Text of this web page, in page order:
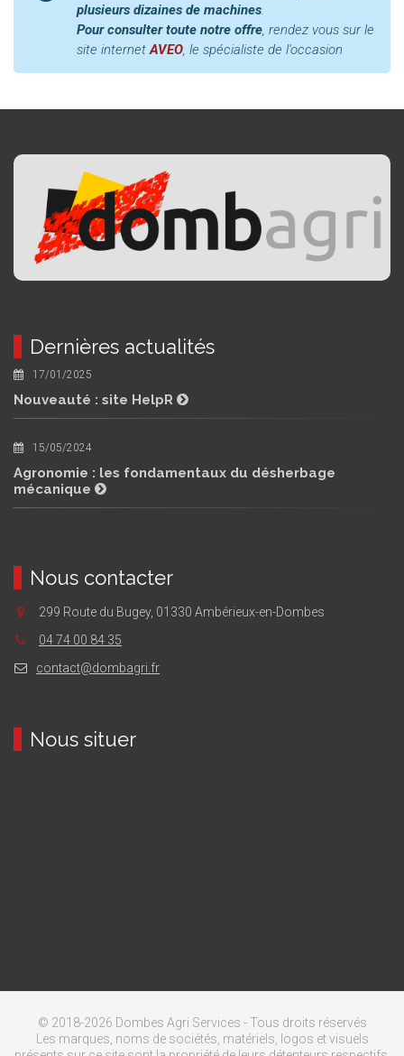
plusieurs dizaines de machines.
Pour consulter toute notre offre, rendez vous sur le
site internetAVEO, le spécialiste de l'occasion
Dernières actualités
17/01/2025
Nouveauté : site HelpR
15/05/2024
Agronomie : les fondamentaux du désherbage
mécanique
Nous contacter
299 Route du Bugey, 01330 Ambérieux-en-Dombes
04 74 00 84 35
contact@dombagri.fr
Nous situer
© 2018-2026 Dombes Agri Services - Tous droits réservés
Les marques, noms de sociétés, matériels, logos et visuels